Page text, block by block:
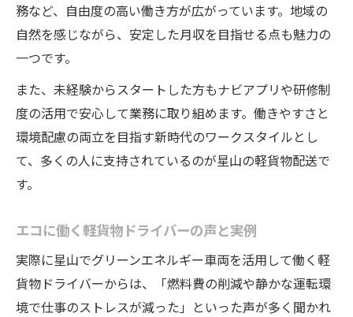
務など、自由度の高い働き方が広がっています。地域の
自然を感じながら、安定した月収を目指せる点も魅力の
一つです。
また、未経験からスタートした方もナビアプリや研修制
度の活用で安心して業務に取り組めます。働きやすさと
環境配慮の両立を目指す新時代のワークスタイルとし
て、多くの人に支持されているのが星山の軽貨物配送で
す。
エコに働く軽貨物ドライバーの声と実例
実際に星山でグリーンエネルギー車両を活用して働く軽
貨物ドライバーからは、「燃料費の削減や静かな運転環
境で仕事のストレスが減った」といった声が多く聞かれ